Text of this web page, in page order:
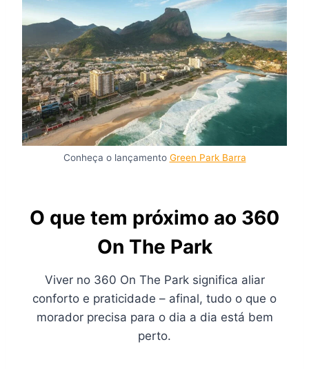
Conheça o lançamento Green Park Barra
O que tem próximo ao 360
On The Park
Viver no 360 On The Park significa aliar
conforto e praticidade – afinal, tudo o que o
morador precisa para o dia a dia está bem
perto.